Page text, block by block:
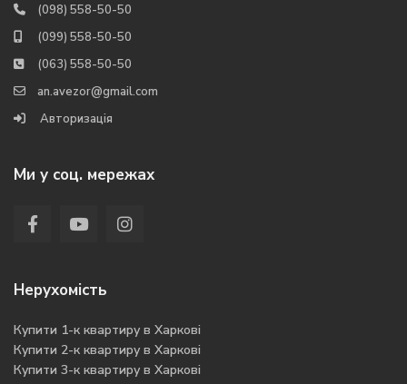
(098) 558-50-50
(099) 558-50-50
(063) 558-50-50
an.avezor@gmail.com
Авторизація
Ми у соц. мережах
Нерухомість
Купити 1-к квартиру в Харкові
Купити 2-к квартиру в Харкові
Купити 3-к квартиру в Харкові